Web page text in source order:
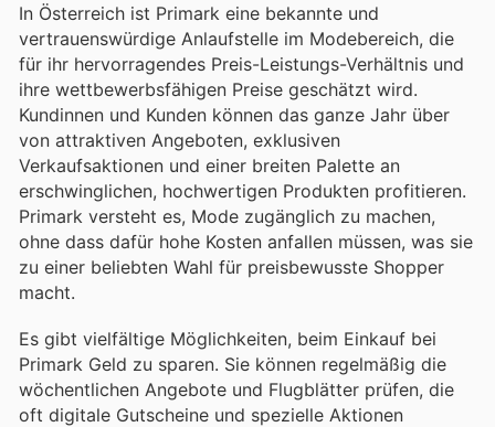
In Österreich ist Primark eine bekannte und
vertrauenswürdige Anlaufstelle im Modebereich, die
für ihr hervorragendes Preis-Leistungs-Verhältnis und
ihre wettbewerbsfähigen Preise geschätzt wird.
Kundinnen und Kunden können das ganze Jahr über
von attraktiven Angeboten, exklusiven
Verkaufsaktionen und einer breiten Palette an
erschwinglichen, hochwertigen Produkten profitieren.
Primark versteht es, Mode zugänglich zu machen,
ohne dass dafür hohe Kosten anfallen müssen, was sie
zu einer beliebten Wahl für preisbewusste Shopper
macht.
Es gibt vielfältige Möglichkeiten, beim Einkauf bei
Primark Geld zu sparen. Sie können regelmäßig die
wöchentlichen Angebote und Flugblätter prüfen, die
oft digitale Gutscheine und spezielle Aktionen